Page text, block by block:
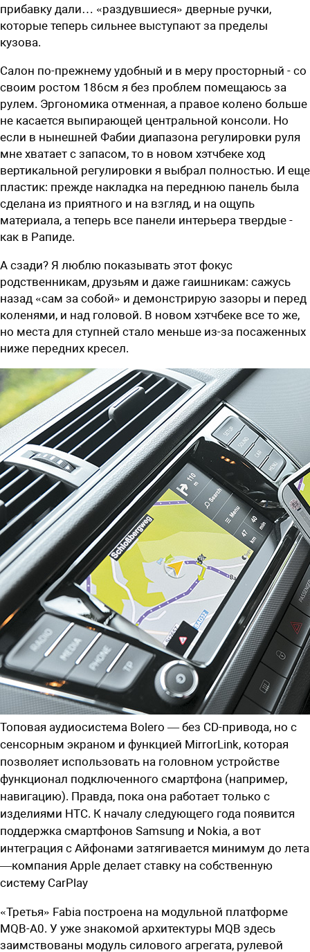
прибавку дали… «раздувшиеся» дверные ручки,
которые теперь сильнее выступают за пределы
кузова.
Салон по-прежнему удобный и в меру просторный - со
своим ростом 186см я без проблем помещаюсь за
рулем. Эргономика отменная, а правое колено больше
не касается выпирающей центральной консоли. Но
если в нынешней Фабии диапазона регулировки руля
мне хватает с запасом, то в новом хэтчбеке ход
вертикальной регулировки я выбрал полностью. И еще
пластик: прежде накладка на переднюю панель была
сделана из приятного и на взгляд, и на ощупь
материала, а теперь все панели интерьера твердые -
как в Рапиде.
А сзади? Я люблю показывать этот фокус
родственникам, друзьям и даже гаишникам: сажусь
назад «сам за собой» и демонстрирую зазоры и перед
коленями, и над головой. В новом хэтчбеке все то же,
но места для ступней стало меньше из-за посаженных
ниже передних кресел.
Топовая аудиосистема Bolero — без CD-привода, но с
сенсорным экраном и функцией MirrorLink, которая
позволяет использовать на головном устройстве
функционал подключенного смартфона (например,
навигацию). Правда, пока она работает только с
изделиями HTC. К началу следующего года появится
поддержка смартфонов Samsung и Nokia, а вот
интеграция с Айфонами затягивается минимум до лета
—компания Apple делает ставку на собственную
систему CarPlay
«Третья» Fabia построена на модульной платформе
MQB-A0. У уже знакомой архитектуры MQB здесь
заимствованы модуль силового агрегата, рулевой